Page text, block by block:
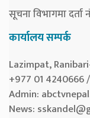
सूचना विभागमा
कार्यालय सम्पर्क
Lazimpat,
+977 01 4240666
Admin:
News: